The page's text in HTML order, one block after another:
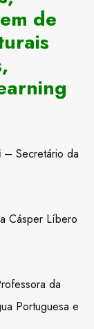
de
– Secretário da
Cásper Líbero
da
Portuguesa e